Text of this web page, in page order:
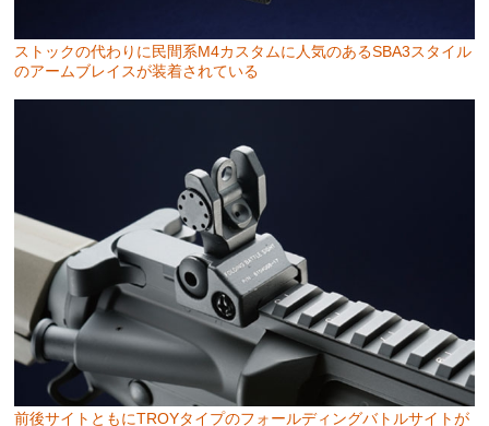
ストックの代わりに民間系M4カスタムに人気のあるSBA3スタイル
のアームブレイスが装着されている
前後サイトともにTROYタイプのフォールディングバトルサイトが